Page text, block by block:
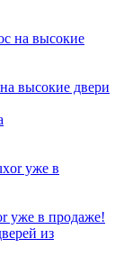
высокие двери
уже в продаже!